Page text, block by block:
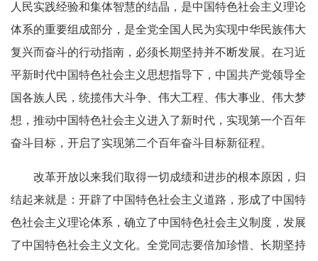
人民实践经验和集体智慧的结晶，是中国特色社会主义理论
体系的重要组成部分，是全党全国人民为实现中华民族伟大
复兴而奋斗的行动指南，必须长期坚持并不断发展。在习近
平新时代中国特色社会主义思想指导下，中国共产党领导全
国各族人民，统揽伟大斗争、伟大工程、伟大事业、伟大梦
想，推动中国特色社会主义进入了新时代，实现第一个百年
奋斗目标，开启了实现第二个百年奋斗目标新征程。
改革开放以来我们取得一切成绩和进步的根本原因，归
结起来就是：开辟了中国特色社会主义道路，形成了中国特
色社会主义理论体系，确立了中国特色社会主义制度，发展
了中国特色社会主义文化。全党同志要倍加珍惜、长期坚持